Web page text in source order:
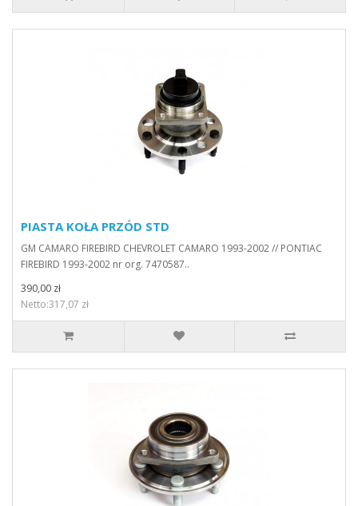
PIASTA KOŁA PRZÓD STD
GM CAMARO FIREBIRD CHEVROLET CAMARO 1993-2002 // PONTIAC
FIREBIRD 1993-2002 nr org. 7470587..
390,00 zł
Netto:317,07 zł